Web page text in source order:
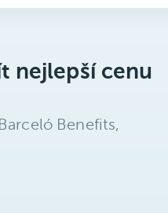
nejlepší cenu
Benefits,